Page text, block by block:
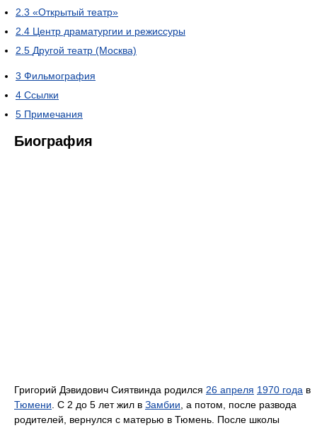
2.3 «Открытый театр»
2.4 Центр драматургии и режиссуры
2.5 Другой театр (Москва)
3 Фильмография
4 Ссылки
5 Примечания
Биография
Григорий Дэвидович Сиятвинда родился 26 апреля 1970 года в
Тюмени. С 2 до 5 лет жил в Замбии, а потом, после развода
родителей, вернулся с матерью в Тюмень. После школы